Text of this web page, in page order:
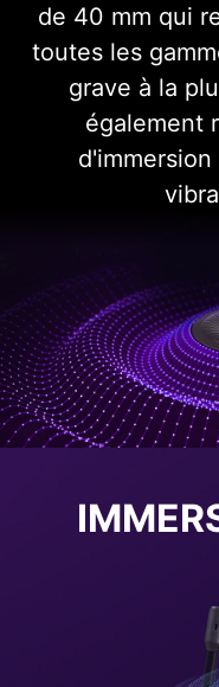
de 40 mm qui
toutes les
grave à la
également